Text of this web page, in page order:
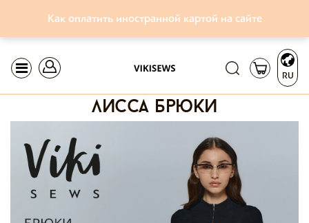
Как оплатить иностранной картой на сайте
RU
лисса брюки